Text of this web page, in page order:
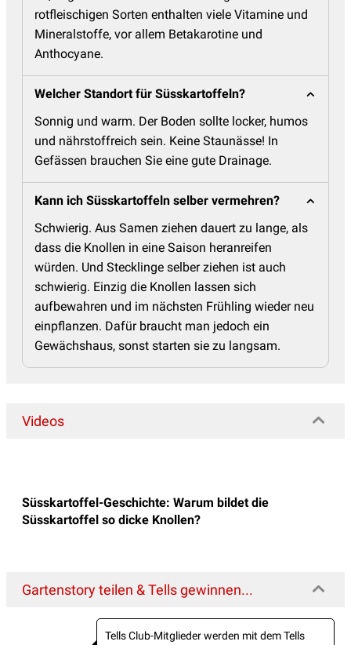
rotfleischigen Sorten enthalten viele Vitamine und
Mineralstoffe, vor allem Betakarotine und
Anthocyane.
Welcher Standort für Süsskartoffeln?
Sonnig und warm. Der Boden sollte locker, humos
und nährstoffreich sein. Keine Staunässe! In
Gefässen brauchen Sie eine gute Drainage.
Kann ich Süsskartoffeln selber vermehren?
Schwierig. Aus Samen ziehen dauert zu lange, als
dass die Knollen in eine Saison heranreifen
würden. Und Stecklinge selber ziehen ist auch
schwierig. Einzig die Knollen lassen sich
aufbewahren und im nächsten Frühling wieder neu
einpflanzen. Dafür braucht man jedoch ein
Gewächshaus, sonst starten sie zu langsam.
Videos
Süsskartoffel-Geschichte: Warum bildet die
Süsskartoffel so dicke Knollen?
Gartenstory teilen & Tells gewinnen...
Tells Club-Mitglieder werden mit dem Tells